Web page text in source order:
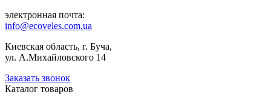
электронная почта:
info@ecoveles.com.ua
Киевская область, г. Буча,
ул. А.Михайловского 14
Заказать звонок
Каталог товаров